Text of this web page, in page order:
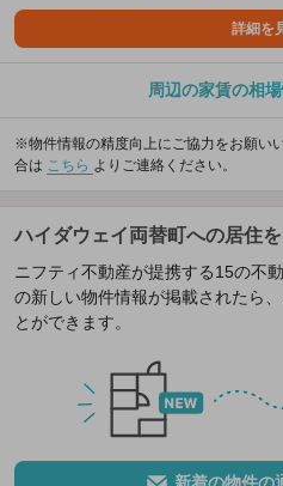
詳細を
周辺の家賃の相
※物件情報の精度向上にご協力をお願い
合は こちら よりご連絡ください。
ハイダウェイ両替町への居住
ニフティ不動産が提携する15の不
の新しい物件情報が掲載されたら
とができます。